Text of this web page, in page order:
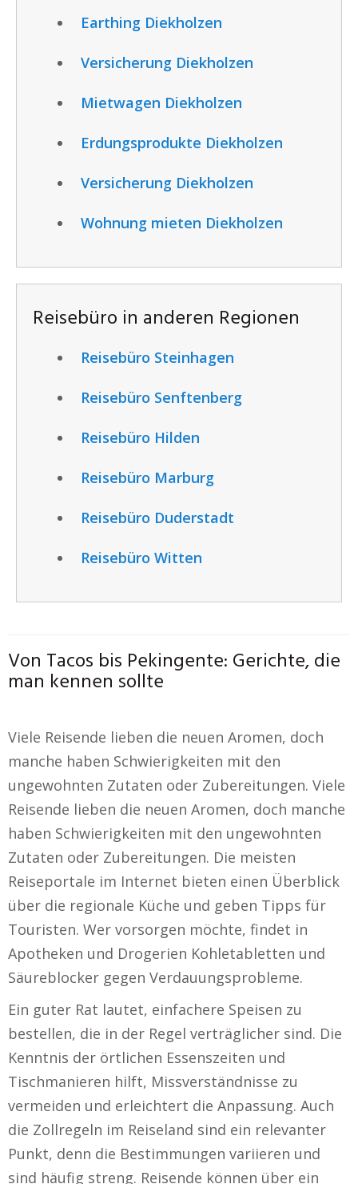
Earthing Diekholzen
Versicherung Diekholzen
Mietwagen Diekholzen
Erdungsprodukte Diekholzen
Versicherung Diekholzen
Wohnung mieten Diekholzen
Reisebüro in anderen Regionen
Reisebüro Steinhagen
Reisebüro Senftenberg
Reisebüro Hilden
Reisebüro Marburg
Reisebüro Duderstadt
Reisebüro Witten
Von Tacos bis Pekingente: Gerichte, die
man kennen sollte
Viele Reisende lieben die neuen Aromen, doch
manche haben Schwierigkeiten mit den
ungewohnten Zutaten oder Zubereitungen. Viele
Reisende lieben die neuen Aromen, doch manche
haben Schwierigkeiten mit den ungewohnten
Zutaten oder Zubereitungen. Die meisten
Reiseportale im Internet bieten einen Überblick
über die regionale Küche und geben Tipps für
Touristen. Wer vorsorgen möchte, findet in
Apotheken und Drogerien Kohletabletten und
Säureblocker gegen Verdauungsprobleme.
Ein guter Rat lautet, einfachere Speisen zu
bestellen, die in der Regel verträglicher sind. Die
Kenntnis der örtlichen Essenszeiten und
Tischmanieren hilft, Missverständnisse zu
vermeiden und erleichtert die Anpassung. Auch
die Zollregeln im Reiseland sind ein relevanter
Punkt, denn die Bestimmungen variieren und
sind häufig streng. Reisende können über ein